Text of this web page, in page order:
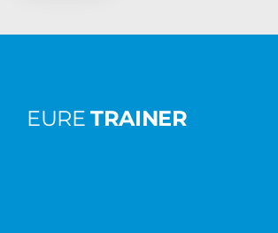
EURETRAINER